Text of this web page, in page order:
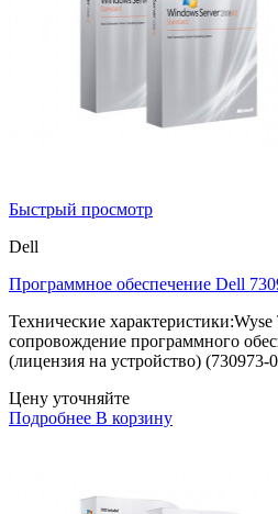
Быстрый просмотр
Dell
Программное обеспечение Dell
Технические
сопровождение программного
(лицензия на устройство) (730973-
Цену уточняйте
Подробнее В корзину